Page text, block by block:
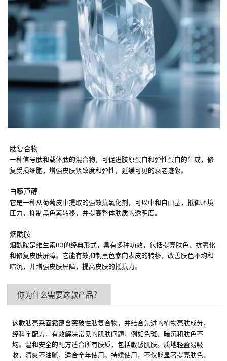
肽复合物
一种信号肽和载体肽的混合物，可促进胶原蛋白和弹性蛋白的生成，修
复受损细胞，增强皮肤紧致度和弹性，延缓可见的衰老迹象。
白藜芦醇
它是一种从葡萄皮中提取的强效抗氧化剂，可以中和自由基，抵御环境
压力，抑制黑色素转移，并提高整体肤质的透明度。
烟酰胺
烟酰胺是维生素B3的经典形式，具有多种功效，包括提亮肤色、抗氧化
和修复皮肤屏障。它能有效抑制黑色素向表皮的转移，改善肤色不均和
暗沉，并增强皮肤屏障，提高皮肤的抵抗力。
你为什么需要这款产品？
这款肽亮采面霜蕴含突破性肽复合物，并结合先进的植物亮肤成分，
经科学配方，有效解决常见的肌肤问题，例如色斑、暗沉和肤色不
均。温和安全的配方适合所有肤质，包括敏感肌肤。质地轻盈易吸
收，清爽不油腻，适合全年使用。持续使用，不仅能显著提亮肤色、